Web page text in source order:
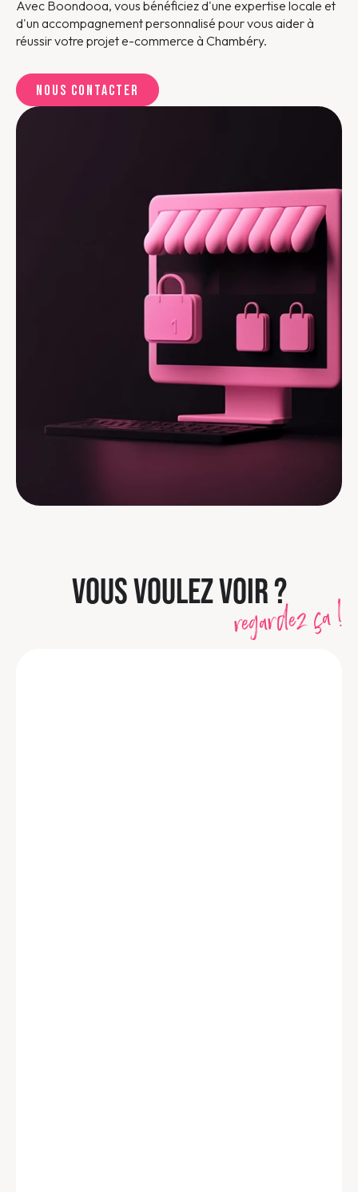
Avec Boondooa, vous bénéficiez d'une expertise locale et
d'un accompagnement personnalisé pour vous aider à
réussir votre projet e-commerce à Chambéry.
Nous contacter
VOUS VOULEZ VOIR ?regardez ça !